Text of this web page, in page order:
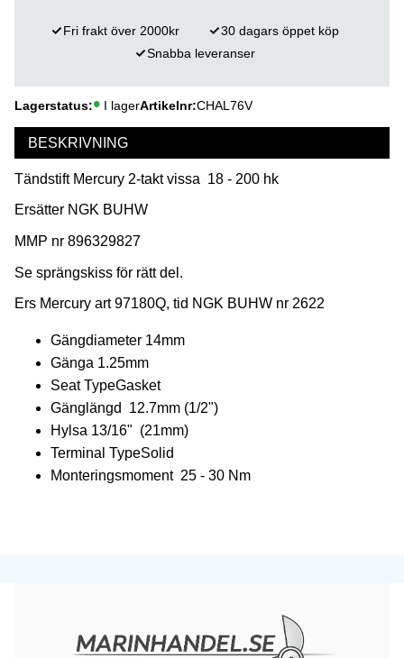
Lagerstatus I lagerArtikelnr CHAL76V
Fri frakt över 2000kr
30 dagars öppet köp
Snabba leveranser
BESKRIVNING
Tändstift Mercury 2-takt vissa 18 - 200 hk
Ersätter NGK BUHW
MMP nr 896329827
Se sprängskiss för rätt del.
Ers Mercury art 97180Q, tid NGK BUHW nr 2622
Gängdiameter 14mm
Gänga 1.25mm
Seat TypeGasket
Gänglängd 12.7mm (1/2")
Hylsa 13/16" (21mm)
Terminal TypeSolid
Monteringsmoment 25 - 30 Nm